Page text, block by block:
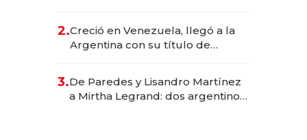
2.Creció en Venezuela, llegó a la
Argentina con su título de
las marcas "fast premium"
3.De Paredes y Lisandro Martínez
a Mirtha Legrand: dos argentinos